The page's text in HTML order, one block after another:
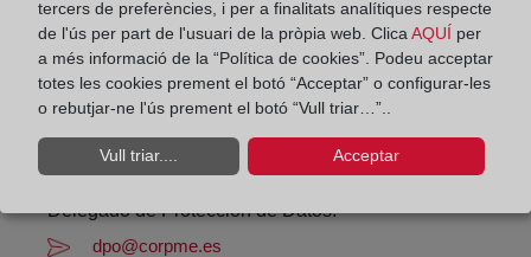
Datos de contacto:
(977) 66 54 07
vendrell1@registrodelapropiedad.org
Datos del Registrador:
Patricia Pastor Nicolás
Delegado de Protección de Datos:
dpo@corpme.es
tercers de preferències, i per a finalitats analítiques respecte
de l'ús per part de l'usuari de la pròpia web. Clica AQUÍ per
a més informació de la “Política de cookies”. Podeu acceptar
totes les cookies prement el botó “Acceptar” o configurar-les
o rebutjar-ne l'ús prement el botó “Vull triar…”..
Vull triar.... Acceptar